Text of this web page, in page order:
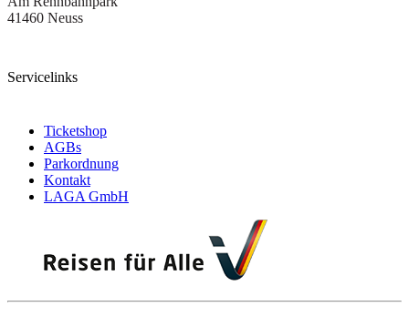
41460 Neuss
Servicelinks
Ticketshop
AGBs
Parkordnung
Kontakt
LAGA GmbH